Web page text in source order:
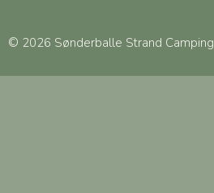
© 2026 Sønderballe Strand Camping